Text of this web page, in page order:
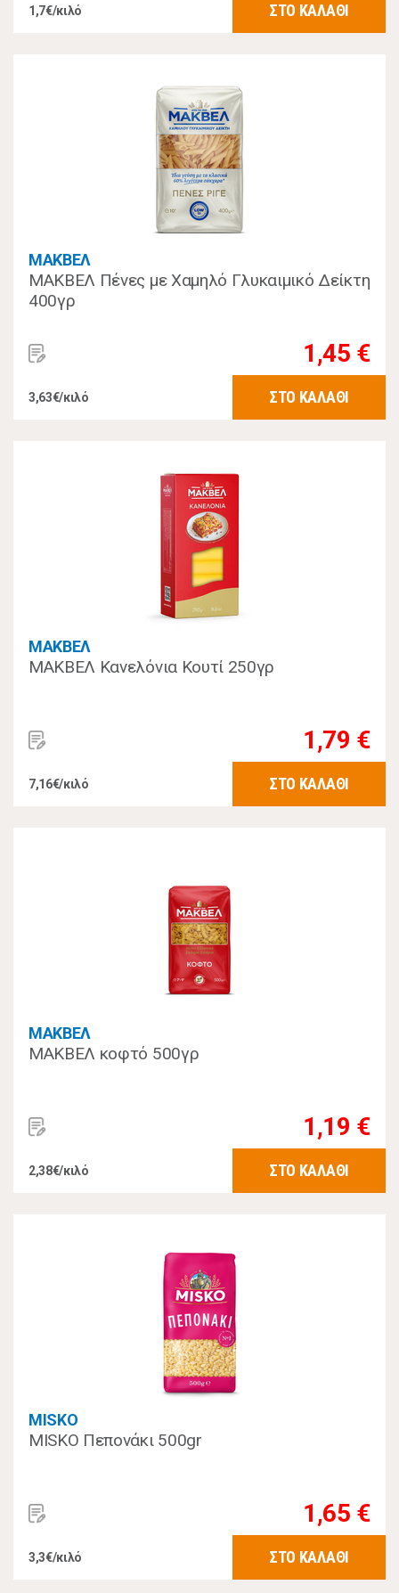
1,7€/κιλό ΣΤΟ ΚΑΛΑΘΙ
ΜΑΚΒΕΛ
ΜΑΚΒΕΛ Πένες με Χαμηλό Γλυκαιμικό Δείκτη
400γρ
1,45 €
3,63€/κιλό ΣΤΟ ΚΑΛΑΘΙ
ΜΑΚΒΕΛ
ΜΑΚΒΕΛ Κανελόνια Κουτί 250γρ
1,79 €
7,16€/κιλό ΣΤΟ ΚΑΛΑΘΙ
ΜΑΚΒΕΛ
ΜΑΚΒΕΛ κοφτό 500γρ
1,19 €
2,38€/κιλό ΣΤΟ ΚΑΛΑΘΙ
MISKO
MISKO Πεπονάκι 500gr
1,65 €
3,3€/κιλό ΣΤΟ ΚΑΛΑΘΙ